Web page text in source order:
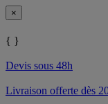
×
{ }
Devis sous 48h
Livraison offerte dès